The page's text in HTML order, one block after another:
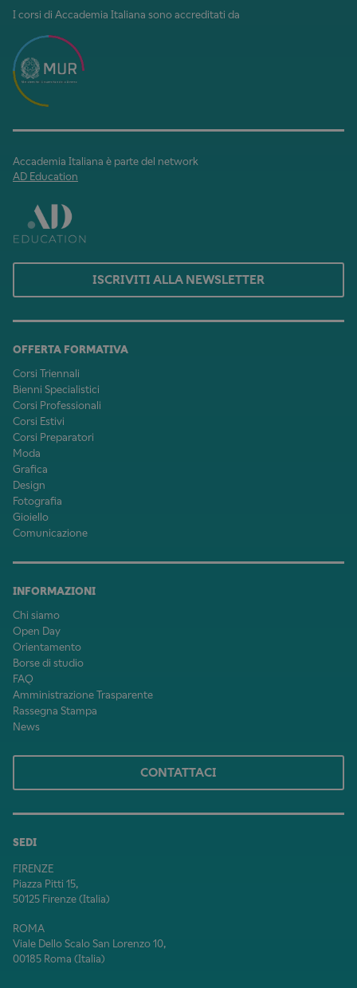
I corsi di Accademia Italiana sono accreditati da
Accademia Italiana è parte del network
AD Education
ISCRIVITI ALLA NEWSLETTER
OFFERTA FORMATIVA
Corsi Triennali
Bienni Specialistici
Corsi Professionali
Corsi Estivi
Corsi Preparatori
Moda
Grafica
Design
Fotografia
Gioiello
Comunicazione
INFORMAZIONI
Chi siamo
Open Day
Orientamento
Borse di studio
FAQ
Amministrazione Trasparente
Rassegna Stampa
News
SEDI
FIRENZE
Piazza Pitti 15,
50125 Firenze (Italia)
ROMA
Viale Dello Scalo San Lorenzo 10,
00185 Roma (Italia)
CONTATTACI